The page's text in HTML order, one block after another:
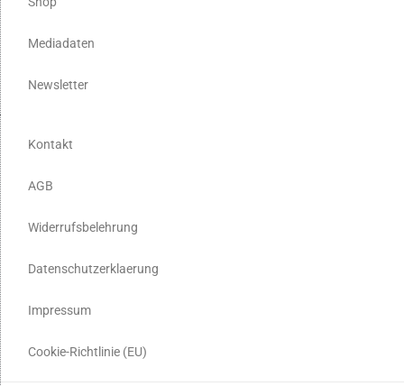
Mediadaten
Newsletter
Kontakt
AGB
Widerrufsbelehrung
Datenschutzerklaerung
Impressum
Cookie-Richtlinie (EU)